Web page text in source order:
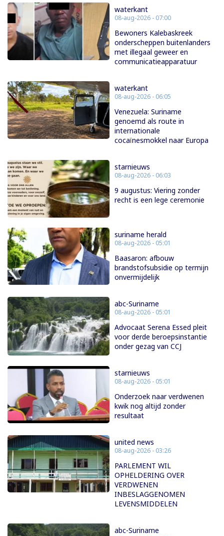
waterkant
08-aug-2026 - 07:00
Bewoners Kalebaskreek
onderscheppen buitenlanders
met illegaal geweer en
communicatieapparatuur
waterkant
08-aug-2026 - 06:05
Venezuela: Suriname
genoemd als route in
internationale
cocaïnesmokkel naar Europa
starnieuws
08-aug-2026 - 06:03
9 augustus: Viering zonder
recht is een lege ceremonie
suriname herald
08-aug-2026 - 05:01
Baasaron: afbouw
brandstofsubsidie op termijn
onvermijdelijk
abc-Suriname
08-aug-2026 - 05:01
Advocaat Serena Essed pleit
voor derde beroepsinstantie
onder gezag van CCJ
starnieuws
08-aug-2026 - 05:01
Onderzoek naar verdwenen
kwik nog altijd zonder
resultaat
united news
08-aug-2026 - 03:26
PARLEMENT WIL
OPHELDERING OVER
VERDWENEN
INBESLAGGENOMEN
LEVENSMIDDELEN
abc-Suriname